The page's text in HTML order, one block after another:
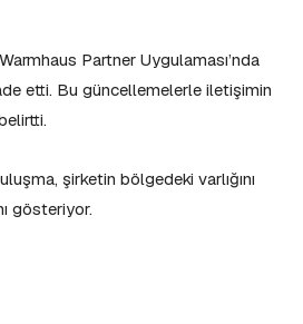
Partner Uygulaması’nda
etti. Bu güncellemelerle iletişimin
şirketin bölgedeki varlığını
gösteriyor.